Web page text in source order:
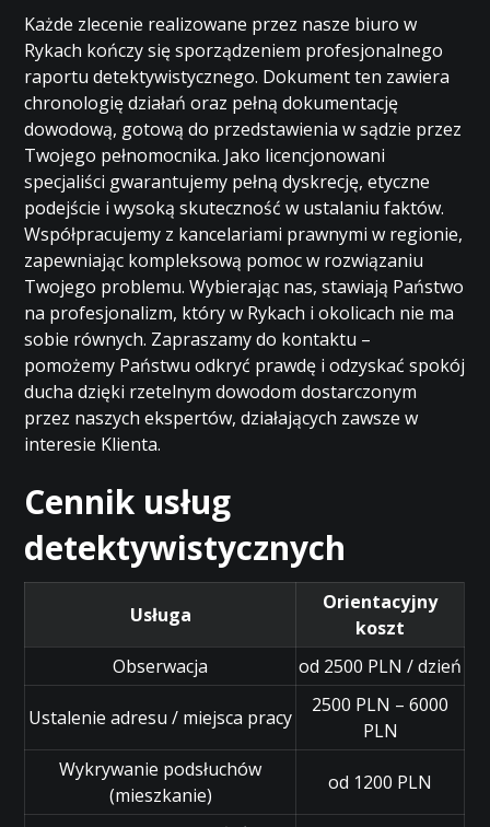
Każde zlecenie realizowane przez nasze biuro w
Rykach kończy się sporządzeniem profesjonalnego
raportu detektywistycznego. Dokument ten zawiera
chronologię działań oraz pełną dokumentację
dowodową, gotową do przedstawienia w sądzie przez
Twojego pełnomocnika. Jako licencjonowani
specjaliści gwarantujemy pełną dyskrecję, etyczne
podejście i wysoką skuteczność w ustalaniu faktów.
Współpracujemy z kancelariami prawnymi w regionie,
zapewniając kompleksową pomoc w rozwiązaniu
Twojego problemu. Wybierając nas, stawiają Państwo
na profesjonalizm, który w Rykach i okolicach nie ma
sobie równych. Zapraszamy do kontaktu –
pomożemy Państwu odkryć prawdę i odzyskać spokój
ducha dzięki rzetelnym dowodom dostarczonym
przez naszych ekspertów, działających zawsze w
interesie Klienta.
Cennik usług
detektywistycznych
Usługa
Orientacyjny
koszt
Obserwacja
od 2500 PLN / dzień
Ustalenie adresu / miejsca pracy
2500 PLN – 6000
PLN
Wykrywanie podsłuchów
(mieszkanie)
od 1200 PLN